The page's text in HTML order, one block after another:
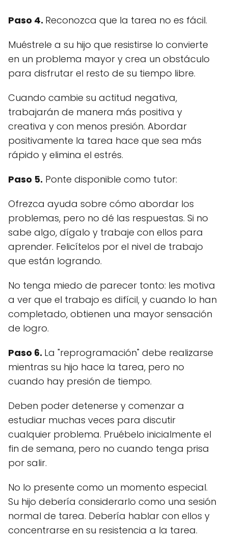
Paso 4. Reconozca que la tarea no es fácil.
Muéstrele a su hijo que resistirse lo convierte
en un problema mayor y crea un obstáculo
para disfrutar el resto de su tiempo libre.
Cuando cambie su actitud negativa,
trabajarán de manera más positiva y
creativa y con menos presión. Abordar
positivamente la tarea hace que sea más
rápido y elimina el estrés.
Paso 5. Ponte disponible como tutor:
Ofrezca ayuda sobre cómo abordar los
problemas, pero no dé las respuestas. Si no
sabe algo, dígalo y trabaje con ellos para
aprender. Felicítelos por el nivel de trabajo
que están logrando.
No tenga miedo de parecer tonto: les motiva
a ver que el trabajo es difícil, y cuando lo han
completado, obtienen una mayor sensación
de logro.
Paso 6. La "reprogramación" debe realizarse
mientras su hijo hace la tarea, pero no
cuando hay presión de tiempo.
Deben poder detenerse y comenzar a
estudiar muchas veces para discutir
cualquier problema. Pruébelo inicialmente el
fin de semana, pero no cuando tenga prisa
por salir.
No lo presente como un momento especial.
Su hijo debería considerarlo como una sesión
normal de tarea. Debería hablar con ellos y
concentrarse en su resistencia a la tarea.